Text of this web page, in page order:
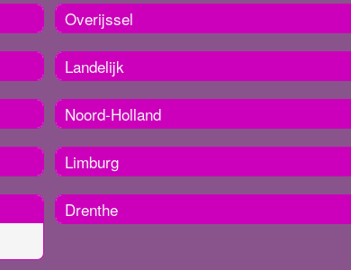
Overijssel
Landelijk
Noord-Holland
Limburg
Drenthe